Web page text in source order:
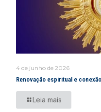
4 de junho de 2026
Renovação espiritual e
Leia mais